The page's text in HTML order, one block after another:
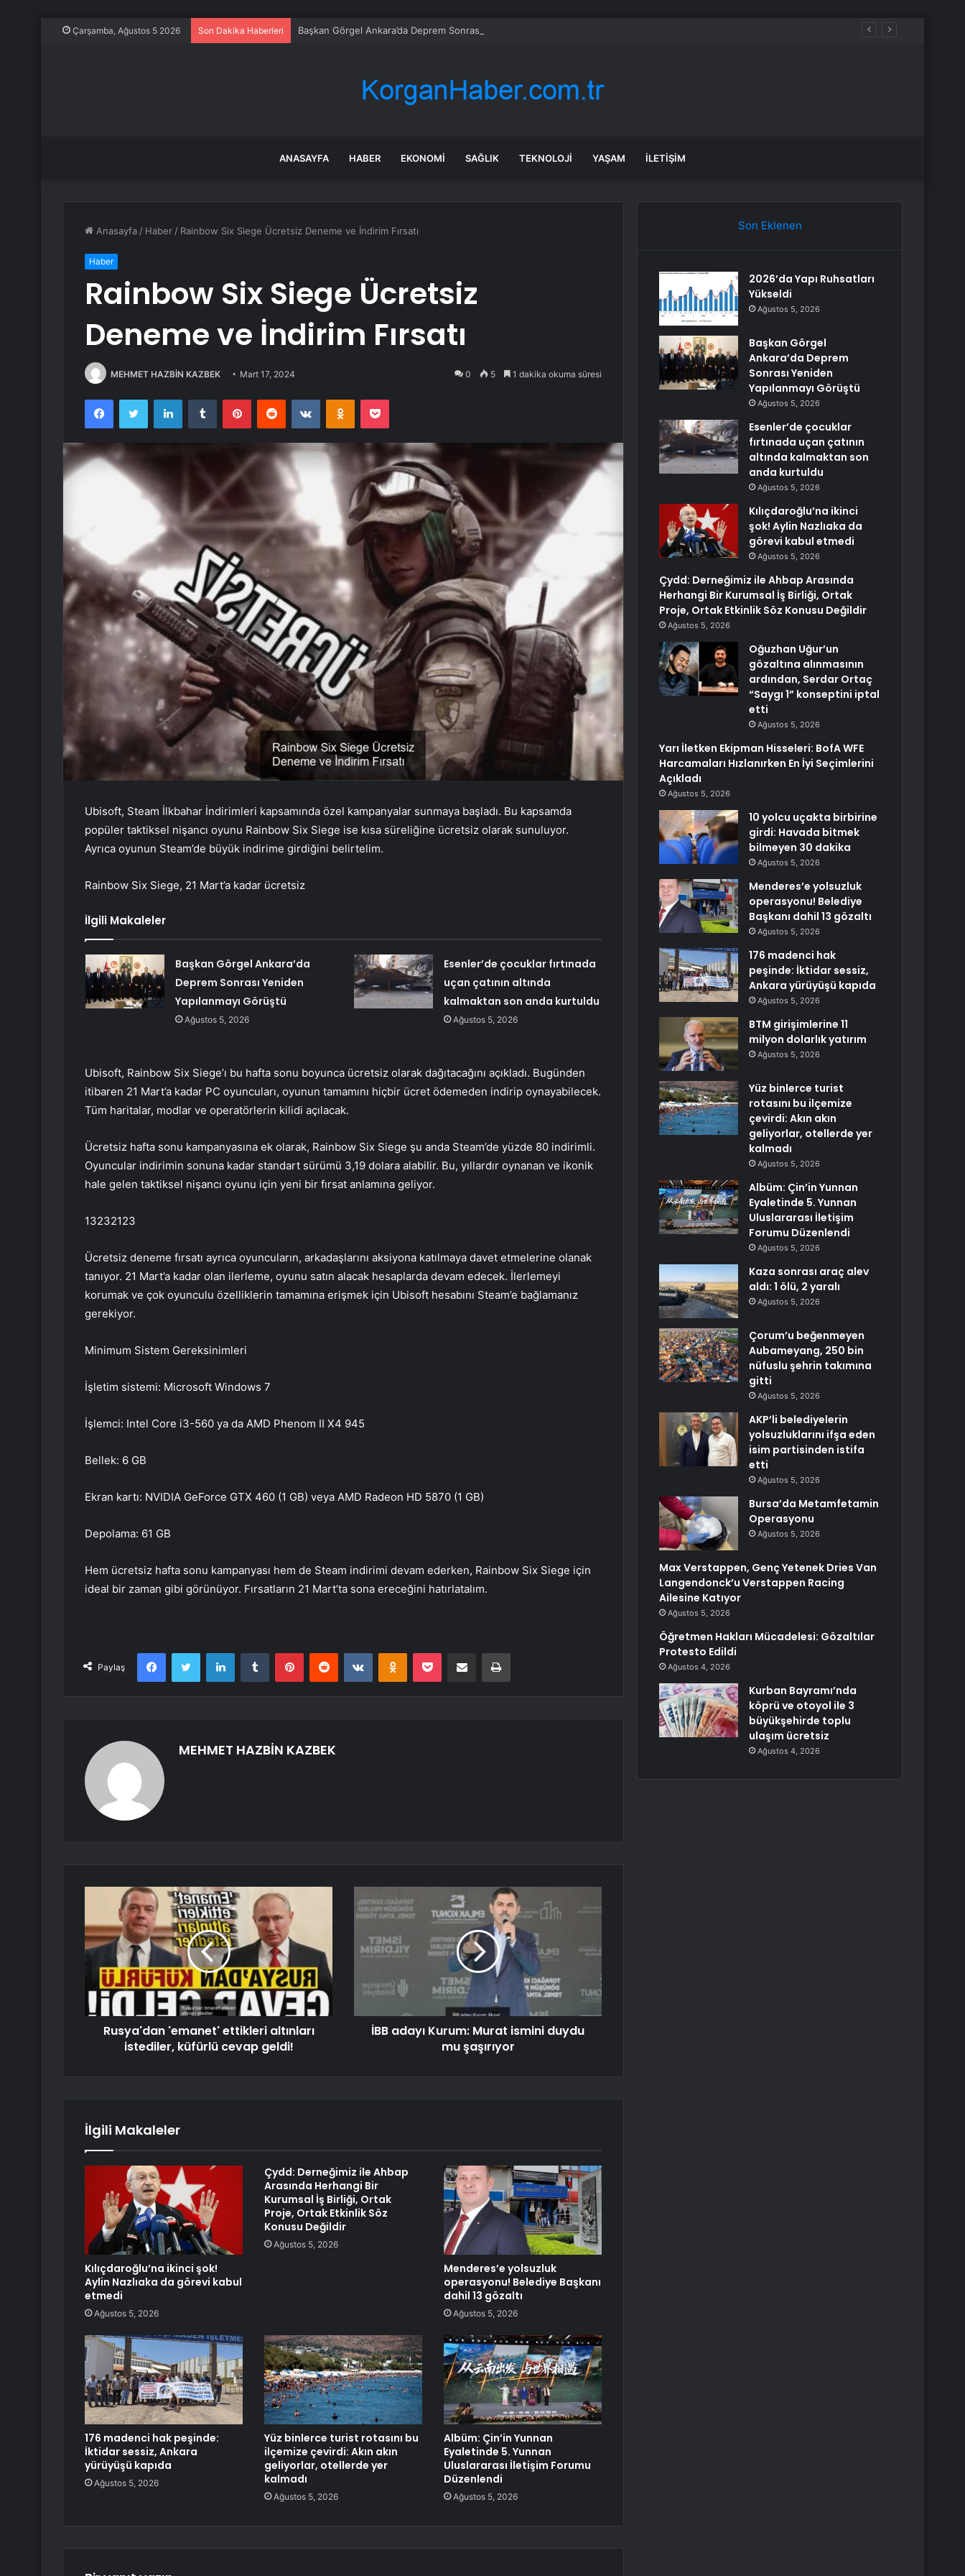
Çarşamba, Ağustos 5 2026 Son Dakika Haberleri Başkan Görgel Ankara’da Deprem Sonrası Yeniden Yapılanmayı Görüştü
ANASAYFA HABER EKONOMI SAĞLIK TEKNOLOJI YAŞAM İLETIŞIM
Anasayfa / Haber / Rainbow Six Siege Ücretsiz Deneme ve İndirim Fırsatı
Haber
Rainbow Six Siege Ücretsiz
Deneme ve İndirim Fırsatı
MEHMET HAZBİN KAZBEK Mart 17, 2024 0 5 1 dakika okuma süresi
FacebookTwitter LinkedInTumblr PinterestReddit VKontakteOdnoklassniki
Pocket
Ubisoft, Steam İlkbahar İndirimleri kapsamında özel kampanyalar sunmaya başladı. Bu kapsamda
popüler taktiksel nişancı oyunu Rainbow Six Siege ise kısa süreliğine ücretsiz olarak sunuluyor.
Ayrıca oyunun Steam’de büyük indirime girdiğini belirtelim.
Rainbow Six Siege, 21 Mart’a kadar ücretsiz
İlgili Makaleler
Başkan Görgel Ankara’da
Deprem Sonrası Yeniden
Yapılanmayı Görüştü
Ağustos 5, 2026
Esenler’de çocuklar fırtınada
uçan çatının altında
kalmaktan son anda kurtuldu
Ağustos 5, 2026
Ubisoft, Rainbow Six Siege’ı bu hafta sonu boyunca ücretsiz olarak dağıtacağını açıkladı. Bugünden
itibaren 21 Mart’a kadar PC oyuncuları, oyunun tamamını hiçbir ücret ödemeden indirip oynayabilecek.
Tüm haritalar, modlar ve operatörlerin kilidi açılacak.
Ücretsiz hafta sonu kampanyasına ek olarak, Rainbow Six Siege şu anda Steam’de yüzde 80 indirimli.
Oyuncular indirimin sonuna kadar standart sürümü 3,19 dolara alabilir. Bu, yıllardır oynanan ve ikonik
hale gelen taktiksel nişancı oyunu için yeni bir fırsat anlamına geliyor.
13232123
Ücretsiz deneme fırsatı ayrıca oyuncuların, arkadaşlarını aksiyona katılmaya davet etmelerine olanak
tanıyor. 21 Mart’a kadar olan ilerleme, oyunu satın alacak hesaplarda devam edecek. İlerlemeyi
korumak ve çok oyunculu özelliklerin tamamına erişmek için Ubisoft hesabını Steam’e bağlamanız
gerekiyor.
Minimum Sistem Gereksinimleri
İşletim sistemi: Microsoft Windows 7
İşlemci: Intel Core i3-560 ya da AMD Phenom II X4 945
Bellek: 6 GB
Ekran kartı: NVIDIA GeForce GTX 460 (1 GB) veya AMD Radeon HD 5870 (1 GB)
Depolama: 61 GB
Hem ücretsiz hafta sonu kampanyası hem de Steam indirimi devam ederken, Rainbow Six Siege için
ideal bir zaman gibi görünüyor. Fırsatların 21 Mart’ta sona ereceğini hatırlatalım.
Paylaş
FacebookTwitter LinkedInTumblr PinterestReddit VKontakteOdnoklassniki
Pocket E-Posta ile paylaş Yazdır
MEHMET HAZBİN KAZBEK
Rusya'dan 'emanet' ettikleri altınları
istediler, küfürlü cevap geldi!
İBB adayı Kurum: Murat ismini duydu
mu şaşırıyor
İlgili Makaleler
Kılıçdaroğlu’na ikinci şok!
Aylin Nazlıaka da görevi kabul
etmedi
Ağustos 5, 2026
Çydd: Derneğimiz ile Ahbap
Arasında Herhangi Bir
Kurumsal İş Birliği, Ortak
Proje, Ortak Etkinlik Söz
Konusu Değildir
Ağustos 5, 2026
Menderes’e yolsuzluk
operasyonu! Belediye Başkanı
dahil 13 gözaltı
Ağustos 5, 2026
176 madenci hak peşinde:
İktidar sessiz, Ankara
yürüyüşü kapıda
Ağustos 5, 2026
Yüz binlerce turist rotasını bu
ilçemize çevirdi: Akın akın
geliyorlar, otellerde yer
kalmadı
Ağustos 5, 2026
Albüm: Çin’in Yunnan
Eyaletinde 5. Yunnan
Uluslararası İletişim Forumu
Düzenlendi
Ağustos 5, 2026
Son Eklenen
2026’da Yapı Ruhsatları
Yükseldi
Ağustos 5, 2026
Başkan Görgel
Ankara’da Deprem
Sonrası Yeniden
Yapılanmayı Görüştü
Ağustos 5, 2026
Esenler’de çocuklar
fırtınada uçan çatının
altında kalmaktan son
anda kurtuldu
Ağustos 5, 2026
Kılıçdaroğlu’na ikinci
şok! Aylin Nazlıaka da
görevi kabul etmedi
Ağustos 5, 2026
Çydd: Derneğimiz ile Ahbap Arasında
Herhangi Bir Kurumsal İş Birliği, Ortak
Proje, Ortak Etkinlik Söz Konusu Değildir
Ağustos 5, 2026
Oğuzhan Uğur’un
gözaltına alınmasının
ardından, Serdar Ortaç
“Saygı 1” konseptini iptal
etti
Ağustos 5, 2026
Yarı İletken Ekipman Hisseleri: BofA WFE
Harcamaları Hızlanırken En İyi Seçimlerini
Açıkladı
Ağustos 5, 2026
10 yolcu uçakta birbirine
girdi: Havada bitmek
bilmeyen 30 dakika
Ağustos 5, 2026
Menderes’e yolsuzluk
operasyonu! Belediye
Başkanı dahil 13 gözaltı
Ağustos 5, 2026
176 madenci hak
peşinde: İktidar sessiz,
Ankara yürüyüşü kapıda
Ağustos 5, 2026
BTM girişimlerine 11
milyon dolarlık yatırım
Ağustos 5, 2026
Yüz binlerce turist
rotasını bu ilçemize
çevirdi: Akın akın
geliyorlar, otellerde yer
kalmadı
Ağustos 5, 2026
Albüm: Çin’in Yunnan
Eyaletinde 5. Yunnan
Uluslararası İletişim
Forumu Düzenlendi
Ağustos 5, 2026
Kaza sonrası araç alev
aldı: 1 ölü, 2 yaralı
Ağustos 5, 2026
Çorum’u beğenmeyen
Aubameyang, 250 bin
nüfuslu şehrin takımına
gitti
Ağustos 5, 2026
AKP’li belediyelerin
yolsuzluklarını ifşa eden
isim partisinden istifa
etti
Ağustos 5, 2026
Bursa’da Metamfetamin
Operasyonu
Ağustos 5, 2026
Max Verstappen, Genç Yetenek Dries Van
Langendonck’u Verstappen Racing
Ailesine Katıyor
Ağustos 5, 2026
Öğretmen Hakları Mücadelesi: Gözaltılar
Protesto Edildi
Ağustos 4, 2026
Kurban Bayramı’nda
köprü ve otoyol ile 3
büyükşehirde toplu
ulaşım ücretsiz
Ağustos 4, 2026